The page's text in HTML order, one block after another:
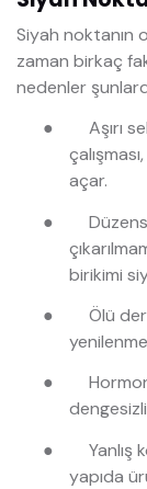
Siyah noktanın
zaman birkaç
nedenler
●
Aşırı
açar.
●
birikimi
●
Ölü
●
●
Yanlış
yapıda